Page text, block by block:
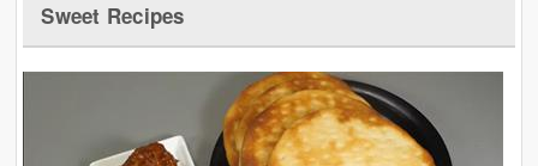
Sweet Recipes